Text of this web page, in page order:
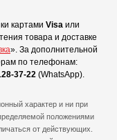
картами Visa или
товара и доставке
». За дополнительной
по телефонам:
37-22 (WhatsApp).
характер и ни при
положениями
от действующих.